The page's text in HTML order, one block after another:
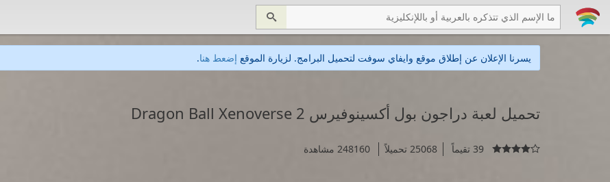

يسرنا الإعلان عن إطلاق موقع وايفاي سوفت لتحميل البرامج. لزيارة الموقع إضعط هنا.
تحميل لعبة دراجون بول أكسينوفيرس Dragon Ball Xenoverse 2
 39 تقيماً 25068 تحميلاً 248160 مشاهدة